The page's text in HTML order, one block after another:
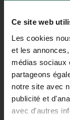
Ce site web
Les cookies
et les
médias sociaux
partageons
notre site avec
publicité et
avec d'autres